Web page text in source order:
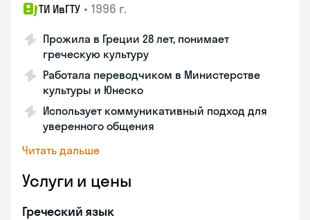
ТИ ИвГТУ • 1996 г.
Прожила в Греции 28 лет, понимает
греческую культуру
Работала переводчиком в Министерстве
культуры и Юнеско
Использует коммуникативный подход для
уверенного общения
Читать дальше
Услуги и цены
Греческий язык